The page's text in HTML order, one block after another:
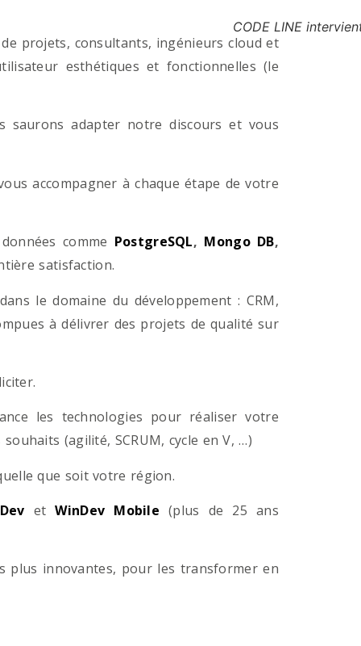
projets, consultants, ingénieurs cloud et
esthétiques et fonctionnelles (le
saurons adapter notre discours et vous
accompagner à chaque étape de votre
comme PostgreSQL, Mongo DB,
satisfaction.
le domaine du développement : CRM,
à délivrer des projets de qualité sur
les technologies pour réaliser votre
(agilité, SCRUM, cycle en V, …)
que soit votre région.
et WinDev Mobile (plus de 25 ans
plus innovantes, pour les transformer en
CODE LINE